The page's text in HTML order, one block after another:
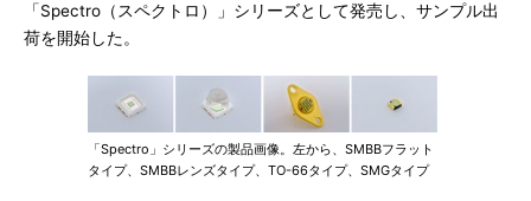
「Spectro（スペクトロ）」シリーズとして発売し、サンプル出
荷を開始した。
「Spectro」シリーズの製品画像。左から、SMBBフラット
タイプ、SMBBレンズタイプ、TO-66タイプ、SMGタイプ